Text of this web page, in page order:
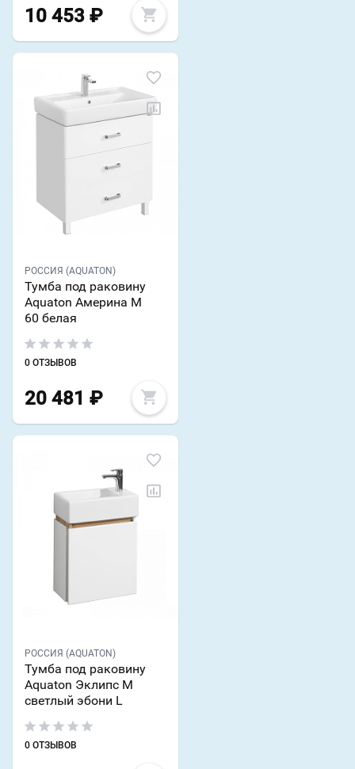
10 453 ₽
РОССИЯ (AQUATON)
Тумба под раковину
Aquaton Америна М
60 белая
0 ОТЗЫВОВ
20 481 ₽
РОССИЯ (AQUATON)
Тумба под раковину
Aquaton Эклипс М
светлый эбони L
0 ОТЗЫВОВ